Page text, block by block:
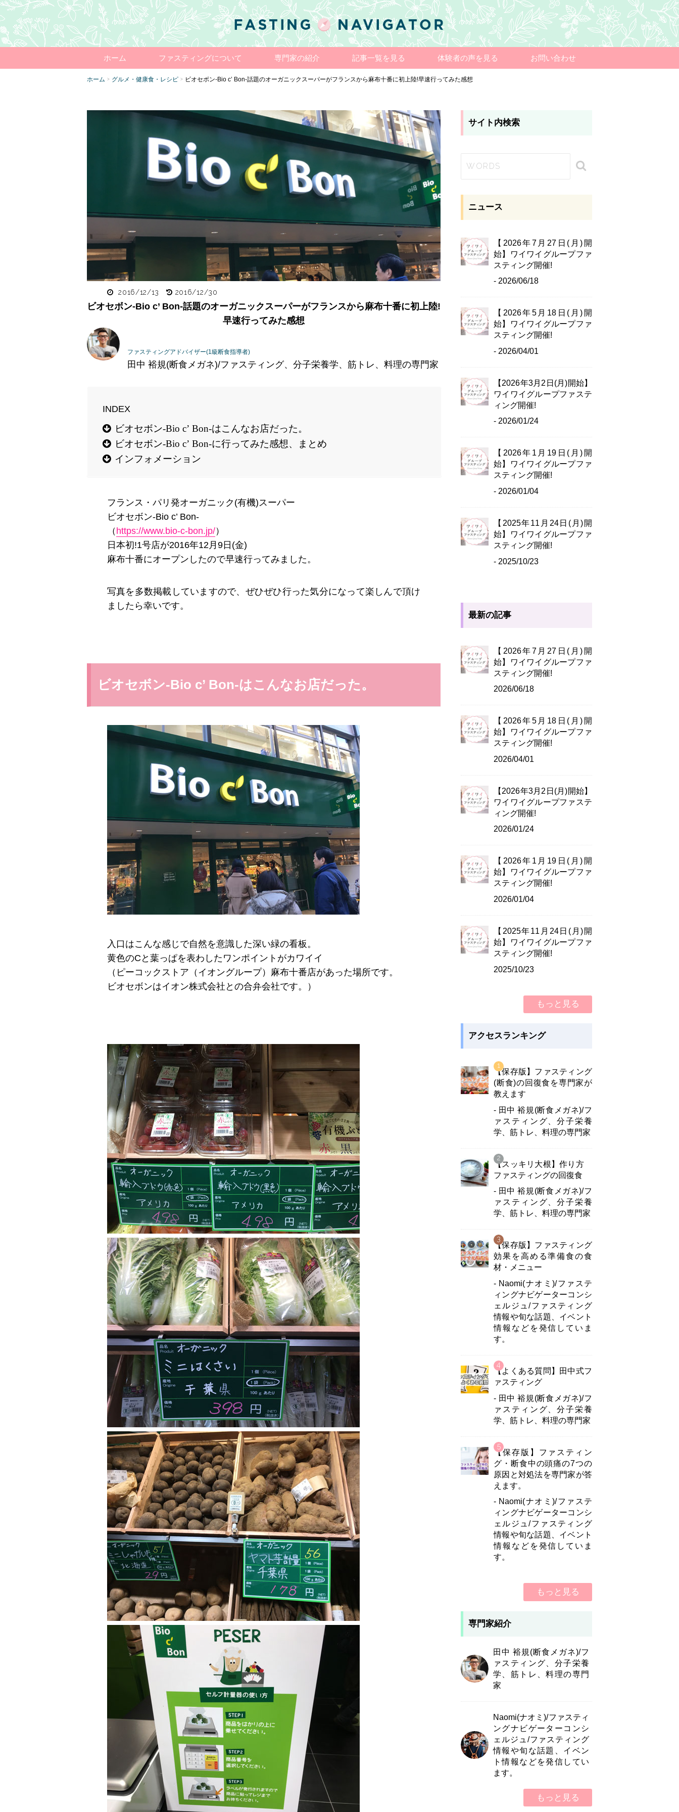
ホーム ファスティングについて 専門家の紹介 記事一覧を見る 体験者の声を見る お問い合わせ
ホーム > グルメ・健康食・レシピ > ビオセボン-Bio c’ Bon-話題のオーガニックスーパーがフランスから麻布十番に初上陸!早速行ってみた感想
2016/12/13 2016/12/30
ビオセボン-Bio c’ Bon-話題のオーガニックスーパーがフランスから麻布十番に初上陸!
早速行ってみた感想
ファスティングアドバイザー(1級断食指導者)
田中 裕規(断食メガネ)/ファスティング、分子栄養学、筋トレ、料理の専門家
ビオセボン-Bio c’ Bon-はこんなお店だった。
ビオセボン-Bio c’ Bon-に行ってみた感想、まとめ
インフォメーション
フランス・パリ発オーガニック(有機)スーパー
ビオセボン-Bio c’ Bon-
（ https://www.bio-c-bon.jp/）
日本初!1号店が2016年12月9日(金)
麻布十番にオープンしたので早速行ってみました。
写真を多数掲載していますので、ぜひぜひ行った気分になって楽しんで頂け
ましたら幸いです。
ビオセボン-Bio c’ Bon-はこんなお店だった。
入口はこんな感じで自然を意識した深い緑の看板。
黄色のCと葉っぱを表わしたワンポイントがカワイイ
（ピーコックストア（イオングループ）麻布十番店があった場所です。
ビオセボンはイオン株式会社との合弁会社です。）
サイト内検索
ニュース
【2026年7月27日(月)開
始】ワイワイグループファ
スティング開催!
- 2026/06/18
【2026年5月18日(月)開
始】ワイワイグループファ
スティング開催!
- 2026/04/01
【2026年3月2日(月)開始】
ワイワイグループファステ
ィング開催!
- 2026/01/24
【2026年1月19日(月)開
始】ワイワイグループファ
スティング開催!
- 2026/01/04
【2025年11月24日(月)開
始】ワイワイグループファ
スティング開催!
- 2025/10/23
最新の記事
【2026年7月27日(月)開
始】ワイワイグループファ
スティング開催!
2026/06/18
【2026年5月18日(月)開
始】ワイワイグループファ
スティング開催!
2026/04/01
【2026年3月2日(月)開始】
ワイワイグループファステ
ィング開催!
2026/01/24
【2026年1月19日(月)開
始】ワイワイグループファ
スティング開催!
2026/01/04
【2025年11月24日(月)開
始】ワイワイグループファ
スティング開催!
2025/10/23
もっと見る
アクセスランキング
【保存版】ファスティング
(断食)の回復食を専門家が
教えます
- 田中 裕規(断食メガネ)/フ
ァスティング、分子栄養
学、筋トレ、料理の専門家
【スッキリ大根】作り方
ファスティングの回復食
- 田中 裕規(断食メガネ)/フ
ァスティング、分子栄養
学、筋トレ、料理の専門家
【保存版】ファスティング
効果を高める準備食の食
材・メニュー
- Naomi(ナオミ)/ファステ
ィングナビゲーターコンシ
ェルジュ/ファスティング
情報や旬な話題、イベント
情報などを発信していま
す。
【よくある質問】田中式フ
ァスティング
- 田中 裕規(断食メガネ)/フ
ァスティング、分子栄養
学、筋トレ、料理の専門家
【保存版】ファスティン
グ・断食中の頭痛の7つの
原因と対処法を専門家が答
えます。
- Naomi(ナオミ)/ファステ
ィングナビゲーターコンシ
ェルジュ/ファスティング
情報や旬な話題、イベント
情報などを発信していま
す。
もっと見る
専門家紹介
田中 裕規(断食メガネ)/フ
ァスティング、分子栄養
学、筋トレ、料理の専門
家
Naomi(ナオミ)/ファスティ
ングナビゲーターコンシ
ェルジュ/ファスティング
情報や旬な話題、イベン
ト情報などを発信してい
ます。
もっと見る